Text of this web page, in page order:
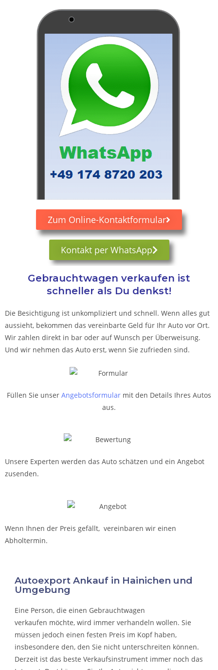
Zum Online-Kontaktformular
Kontakt per WhatsApp
Gebrauchtwagen verkaufen ist
schneller als Du denkst!
Die Besichtigung ist unkompliziert und schnell. Wenn alles gut
aussieht, bekommen das vereinbarte Geld für Ihr Auto vor Ort.
Wir zahlen direkt in bar oder auf Wunsch per Überweisung.
Und wir nehmen das Auto erst, wenn Sie zufrieden sind.
Füllen Sie unser Angebotsformular mit den Details Ihres Autos
aus.
Unsere Experten werden das Auto schätzen und ein Angebot
zusenden.
Wenn Ihnen der Preis gefällt, vereinbaren wir einen
Abholtermin.
Autoexport Ankauf in Hainichen und
Umgebung
Eine Person, die einen Gebrauchtwagen
verkaufen möchte, wird immer verhandeln wollen. Sie
müssen jedoch einen festen Preis im Kopf haben,
insbesondere den, den Sie nicht unterschreiten können.
Derzeit ist das beste Verkaufsinstrument immer noch das